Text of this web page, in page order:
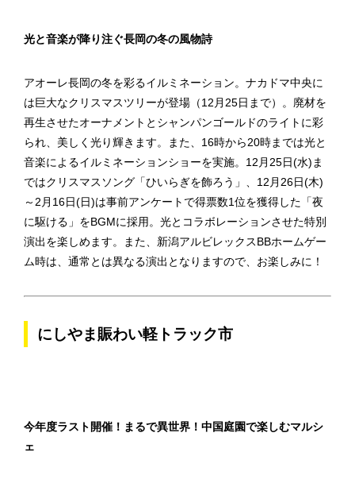
光と音楽が降り注ぐ長岡の冬の風物詩
アオーレ長岡の冬を彩るイルミネーション。ナカドマ中央に
は巨大なクリスマスツリーが登場（12月25日まで）。廃材を
再生させたオーナメントとシャンパンゴールドのライトに彩
られ、美しく光り輝きます。また、16時から20時までは光と
音楽によるイルミネーションショーを実施。12月25日(水)ま
ではクリスマスソング「ひいらぎを飾ろう」、12月26日(木)
～2月16日(日)は事前アンケートで得票数1位を獲得した「夜
に駆ける」をBGMに採用。光とコラボレーションさせた特別
演出を楽しめます。また、新潟アルビレックスBBホームゲー
ム時は、通常とは異なる演出となりますので、お楽しみに！
にしやま賑わい軽トラック市
今年度ラスト開催！まるで異世界！中国庭園で楽しむマルシ
ェ